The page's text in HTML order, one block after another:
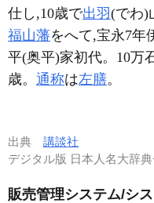
仕し,10歳で出羽(でわ)
福山藩をへて,宝永7年
平(奥平)家初代。10万
歳。 通称は左膳。
出典 講談社
デジタル版 日本人名大辞
販売管理システム/シ